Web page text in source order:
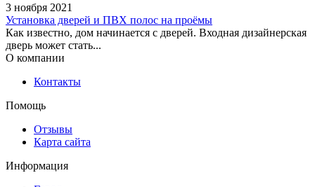
Газпромбанк
Адрес:
Мира, 15/12
3 ноября 2021
Установка дверей и ПВХ полос на проёмы
Как известно, дом начинается с дверей. Входная дизайнерская
дверь может стать...
О компании
Контакты
Помощь
Отзывы
Карта сайта
Информация